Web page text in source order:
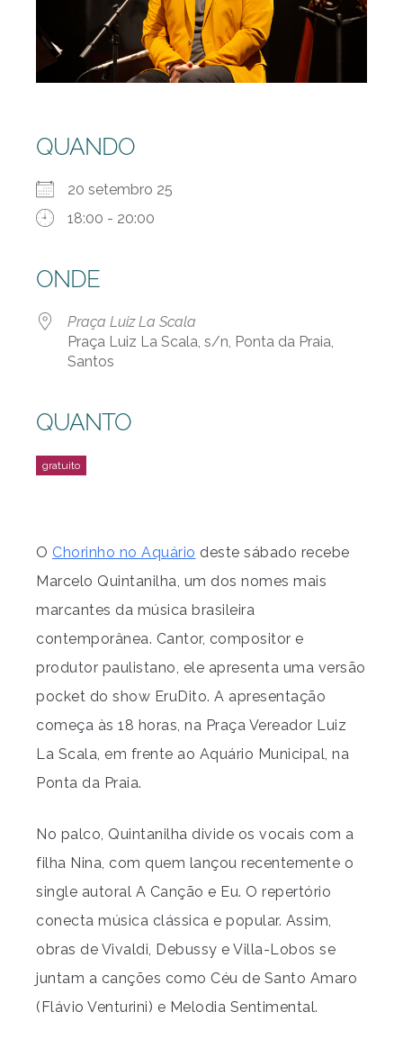
QUANDO
20 setembro 25
18:00 - 20:00
ONDE
Praça Luiz La Scala
Praça Luiz La Scala, s/n, Ponta da Praia,
Santos
QUANTO
O Chorinho no Aquário deste sábado recebe
Marcelo Quintanilha, um dos nomes mais
marcantes da música brasileira
contemporânea. Cantor, compositor e
produtor paulistano, ele apresenta uma versão
pocket do show EruDito. A apresentação
começa às 18 horas, na Praça Vereador Luiz
La Scala, em frente ao Aquário Municipal, na
Ponta da Praia.
No palco, Quintanilha divide os vocais com a
filha Nina, com quem lançou recentemente o
single autoral A Canção e Eu. O repertório
conecta música clássica e popular. Assim,
obras de Vivaldi, Debussy e Villa-Lobos se
juntam a canções como Céu de Santo Amaro
(Flávio Venturini) e Melodia Sentimental.